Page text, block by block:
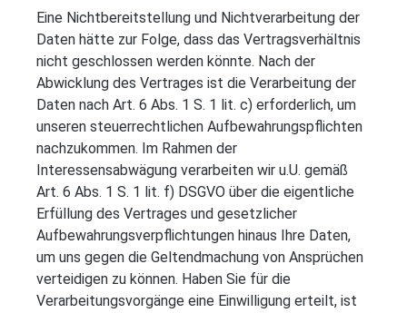
Eine Nichtbereitstellung und Nichtverarbeitung der
Daten hätte zur Folge, dass das Vertragsverhältnis
nicht geschlossen werden könnte. Nach der
Abwicklung des Vertrages ist die Verarbeitung der
Daten nach Art. 6 Abs. 1 S. 1 lit. c) erforderlich, um
unseren steuerrechtlichen Aufbewahrungspflichten
nachzukommen. Im Rahmen der
Interessensabwägung verarbeiten wir u.U. gemäß
Art. 6 Abs. 1 S. 1 lit. f) DSGVO über die eigentliche
Erfüllung des Vertrages und gesetzlicher
Aufbewahrungsverpflichtungen hinaus Ihre Daten,
um uns gegen die Geltendmachung von Ansprüchen
verteidigen zu können. Haben Sie für die
Verarbeitungsvorgänge eine Einwilligung erteilt, ist